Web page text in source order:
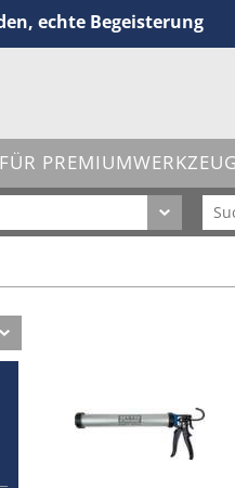
echte Begeisterung